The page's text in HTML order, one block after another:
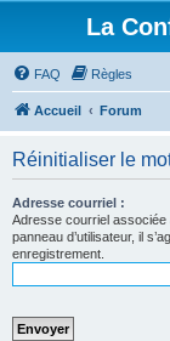
La
FAQ Règles
Accueil Forum
Réinitialiser le
Adresse courriel :
Adresse courriel associée
panneau d’utilisateur, il
enregistrement.